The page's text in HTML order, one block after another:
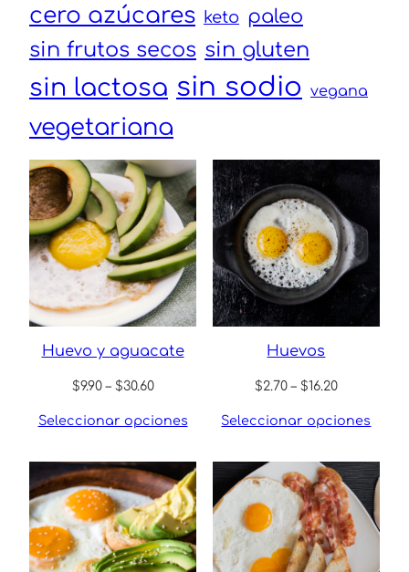
cero azúcares keto paleo
sin frutos secos sin gluten
sin lactosa sin sodio vegana
vegetariana
Huevo y aguacate
$9.90 – $30.60Price
$9.90
$30.60
Seleccionar opciones
Huevos
$2.70 – $16.20Price
$2.70
$16.20
Seleccionar opciones